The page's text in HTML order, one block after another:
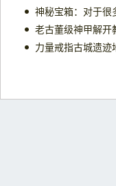
神秘宝箱：对于很
老古董级神甲解开
力量戒指古城遗迹